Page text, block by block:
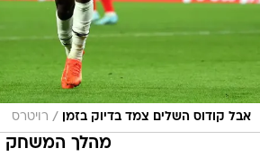
אבל קודוס השלים צמד בדיוק בזמן / רויטרס
מהלך המשחק